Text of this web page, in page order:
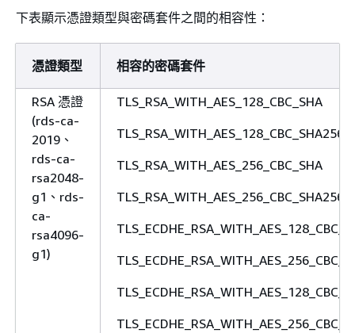
下表顯示憑證類型與密碼套件之間的相容性：
憑證類型 相容的密碼套件
RSA 憑證
(rds-ca-
2019、
rds-ca-
rsa2048-
g1、rds-
ca-
rsa4096-
g1)
TLS_RSA_WITH_AES_128_CBC_SHA
TLS_RSA_WITH_AES_128_CBC_SHA256
TLS_RSA_WITH_AES_256_CBC_SHA
TLS_RSA_WITH_AES_256_CBC_SHA256